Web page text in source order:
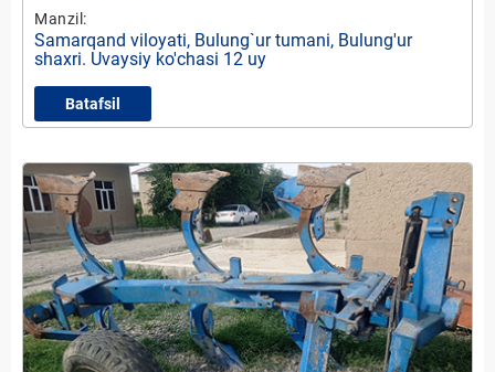
Manzil:
Samarqand viloyati, Bulung`ur tumani, Bulung'ur
shaxri. Uvaysiy ko'chasi 12 uy
Batafsil